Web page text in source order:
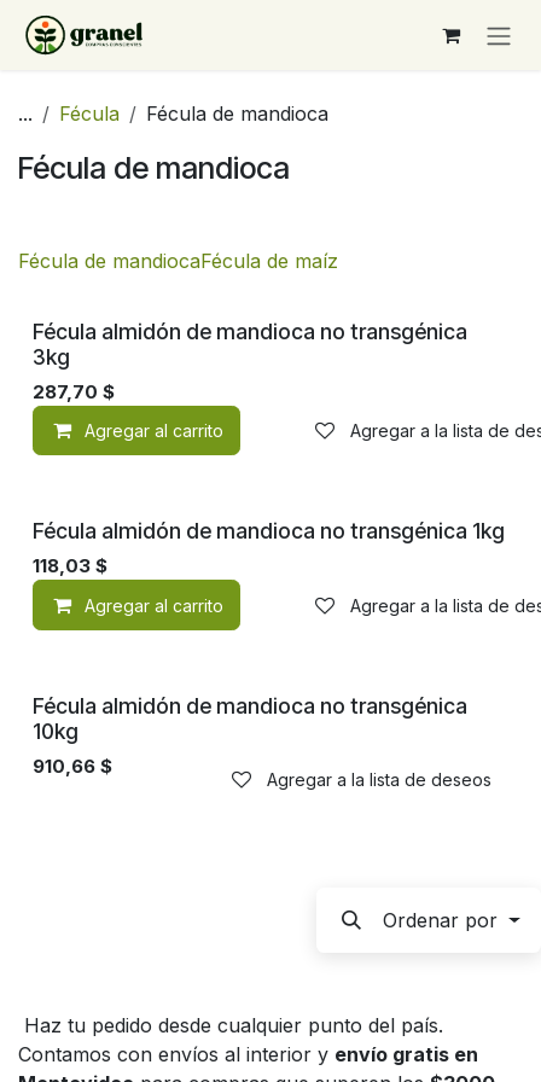
Ir al contenido
... Fécula Fécula de mandioca
Fécula de mandioca
Fécula de mandiocaFécula de maíz
No transgénico
Fécula almidón de mandioca no transgénica
3kg
287,70 $
Agregar al carrito Agregar a la lista de
No transgénico
Fécula almidón de mandioca no transgénica 1kg
118,03 $
Agregar al carrito Agregar a la lista de
No transgénico
Fécula almidón de mandioca no transgénica
10kg
910,66 $
Agregar a la lista de deseos
Ordenar por
Haz tu pedido desde cualquier punto del país.
Contamos con envíos al interior y envío gratis en